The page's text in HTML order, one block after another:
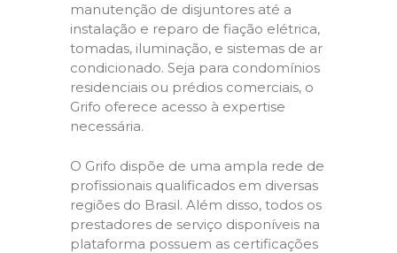
manutenção de disjuntores até a
instalação e reparo de fiação elétrica,
tomadas, iluminação, e sistemas de ar
condicionado. Seja para condomínios
residenciais ou prédios comerciais, o
Grifo oferece acesso à expertise
necessária.
O Grifo dispõe de uma ampla rede de
profissionais qualificados em diversas
regiões do Brasil. Além disso, todos os
prestadores de serviço disponíveis na
plataforma possuem as certificações